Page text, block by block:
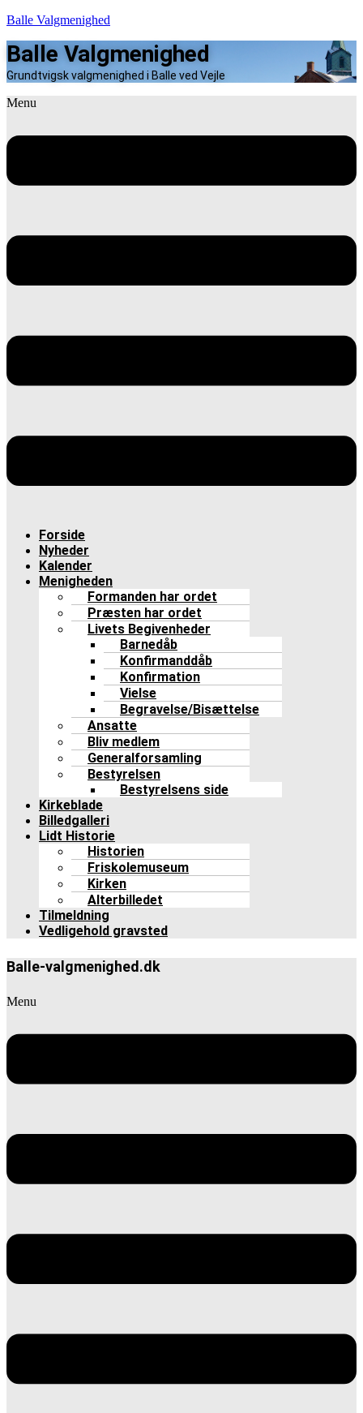
Balle Valgmenighed
Balle Valgmenighed
Grundtvigsk valgmenighed i Balle ved Vejle
Menu
Forside
Nyheder
Kalender
Menigheden
Formanden har ordet
Præsten har ordet
Livets Begivenheder
Barnedåb
Konfirmanddåb
Konfirmation
Vielse
Begravelse/Bisættelse
Ansatte
Bliv medlem
Generalforsamling
Bestyrelsen
Bestyrelsens side
Kirkeblade
Billedgalleri
Lidt Historie
Historien
Friskolemuseum
Kirken
Alterbilledet
Tilmeldning
Vedligehold gravsted
Balle-valgmenighed.dk
Menu